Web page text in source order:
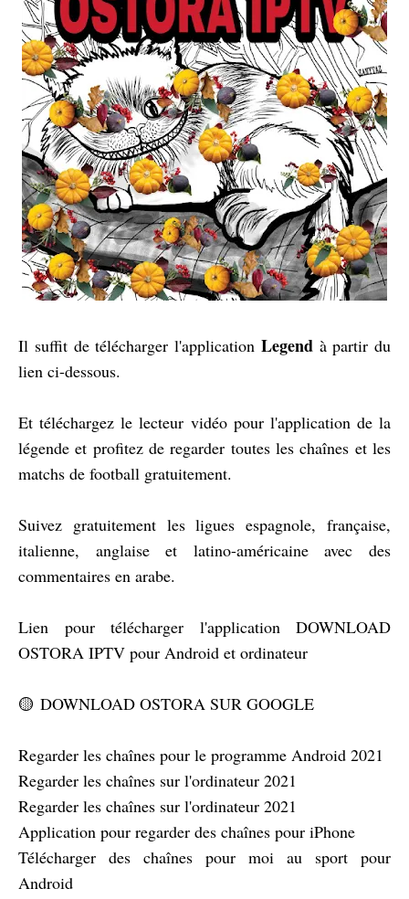
Il suffit de télécharger l'application Legendà partir du
lien ci-dessous.
Et téléchargez le lecteur vidéo pour l'application de la
légende et profitez de regarder toutes les chaînes et les
matchs de football gratuitement.
Suivez gratuitement les ligues espagnole, française,
italienne, anglaise et latino-américaine avec des
commentaires en arabe.
Lien pour télécharger l'application DOWNLOAD
OSTORA IPTV pour Android et ordinateur
🟡 DOWNLOAD OSTORA SUR GOOGLE
Regarder les chaînes pour le programme Android 2021
Regarder les chaînes sur l'ordinateur 2021
Regarder les chaînes sur l'ordinateur 2021
Application pour regarder des chaînes pour iPhone
Télécharger des chaînes pour moi au sport pour
Android